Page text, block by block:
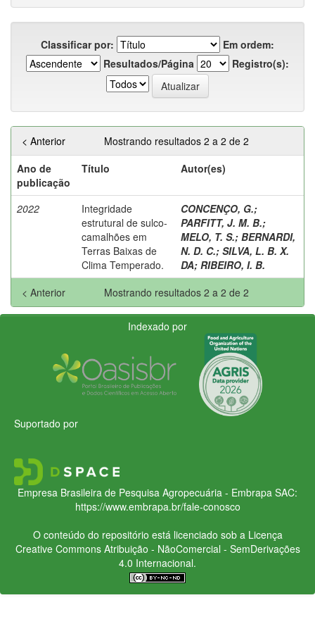
Classificar por:
Em ordem:
Resultados/Página
Registro(s):
Mostrando resultados 2 a 2 de 2
< Anterior
Ano de
publicação
Título Autor(es)
2022
Integridade
estrutural de sulco-
camalhões em
Terras Baixas de
Clima Temperado.
CONCENÇO, G.;
PARFITT, J. M. B.;
MELO, T. S.; BERNARDI,
N. D. C.; SILVA, L. B. X.
DA; RIBEIRO, I. B.
Mostrando resultados 2 a 2 de 2
< Anterior
Indexado por
Suportado por
Empresa Brasileira de Pesquisa Agropecuária - Embrapa SAC:
https://www.embrapa.br/fale-conosco
O conteúdo do repositório está licenciado sob a Licença
Creative CommonsAtribuição - NãoComercial - SemDerivações
4.0 Internacional.